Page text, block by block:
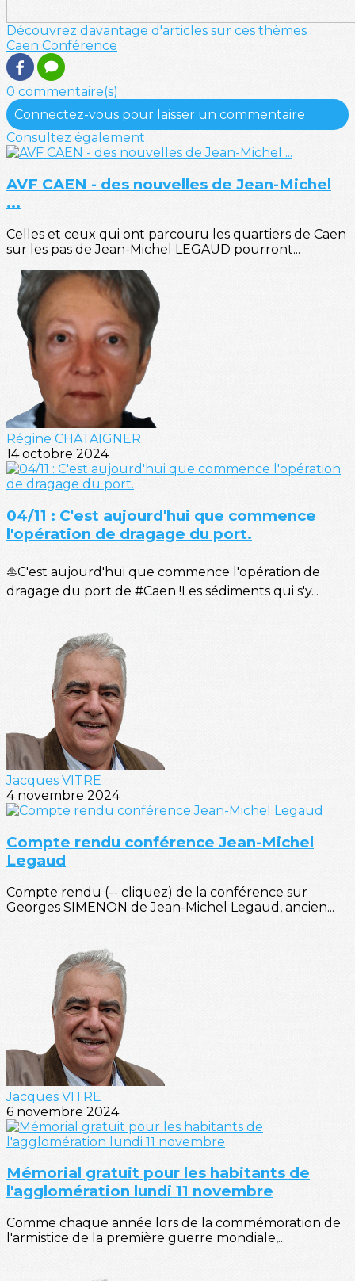
Découvrez davantage d'articles sur ces thèmes :
Caen Conférence
0 commentaire(s)
Connectez-vous pour laisser un commentaire
Consultez également
AVF CAEN - des nouvelles de Jean-Michel
...
Celles et ceux qui ont parcouru les quartiers de Caen
sur les pas de Jean-Michel LEGAUD pourront...
Régine CHATAIGNER
14 octobre 2024
04/11 : C'est aujourd'hui que commence
l'opération de dragage du port.
⛵C'est aujourd'hui que commence l'opération de
dragage du port de #Caen !Les sédiments qui s'y...
Jacques VITRE
4 novembre 2024
Compte rendu conférence Jean-Michel
Legaud
Compte rendu (-- cliquez) de la conférence sur
Georges SIMENON de Jean-Michel Legaud, ancien...
Jacques VITRE
6 novembre 2024
Mémorial gratuit pour les habitants de
l'agglomération lundi 11 novembre
Comme chaque année lors de la commémoration de
l'armistice de la première guerre mondiale,...